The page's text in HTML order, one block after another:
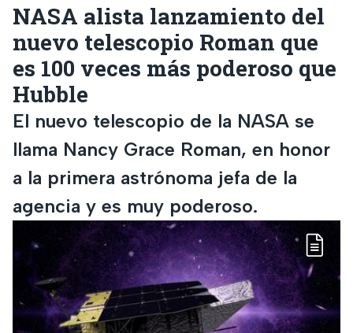
NASA alista lanzamiento del
nuevo telescopio Roman que
es 100 veces más poderoso que
Hubble
El nuevo telescopio de la NASA se
llama Nancy Grace Roman, en honor
a la primera astrónoma jefa de la
agencia y es muy poderoso.